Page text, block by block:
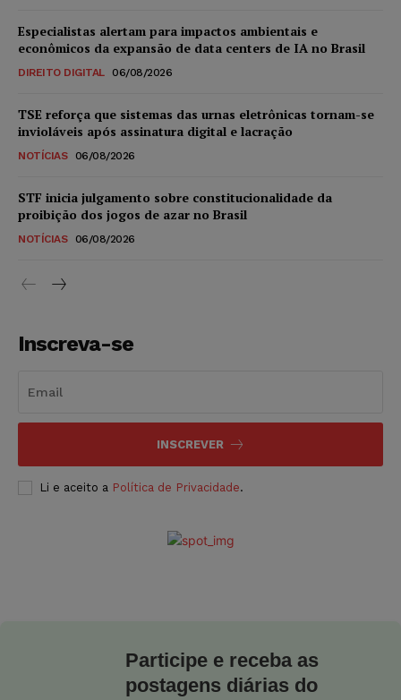
Especialistas alertam para impactos ambientais e
econômicos da expansão de data centers de IA no Brasil
DIREITO DIGITAL 06/08/2026
TSE reforça que sistemas das urnas eletrônicas tornam-se
invioláveis após assinatura digital e lacração
NOTÍCIAS 06/08/2026
STF inicia julgamento sobre constitucionalidade da
proibição dos jogos de azar no Brasil
NOTÍCIAS 06/08/2026
Inscreva-se
INSCREVER
Li e aceito a Política de Privacidade.
Participe e receba as
postagens diárias do